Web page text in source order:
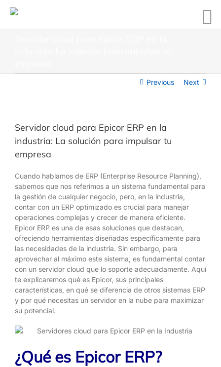
Previous Next
Servidor cloud para Epicor ERP en la
industria: La solución para impulsar tu
empresa
Cuando hablamos de ERP (Enterprise Resource Planning),
sabemos que nos referimos a un sistema fundamental para
la gestión de cualquier negocio, pero, en la industria,
contar con un ERP optimizado es crucial para manejar
operaciones complejas y crecer de manera eficiente.
Epicor ERP es una de esas soluciones que destacan,
ofreciendo herramientas diseñadas específicamente para
las necesidades de la industria. Sin embargo, para
aprovechar al máximo este sistema, es fundamental contar
con un servidor cloud que lo soporte adecuadamente. Aquí
te explicaremos qué es Epicor, sus principales
características, en qué se diferencia de otros sistemas ERP
y por qué necesitas un servidor en la nube para maximizar
su potencial.
¿Qué es Epicor ERP?